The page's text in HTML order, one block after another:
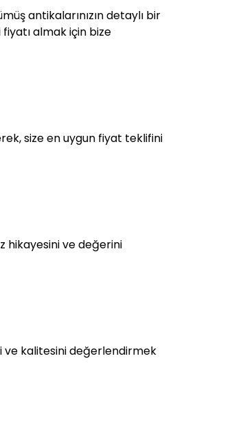
antikalarınızın detaylı bir
almak için bize
size en uygun fiyat teklifini
hikayesini ve değerini
ve kalitesini değerlendirmek